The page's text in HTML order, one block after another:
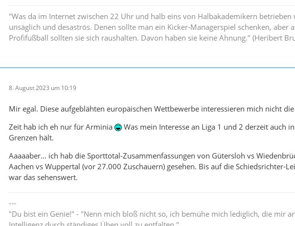
"Was da im Internet zwischen 22 Uhr und halb eins von Halbakademikern betrieben
unsäglich und desaströs. Denen sollte man ein Kicker-Managerspiel schenken, aber
Profifußball sollten sie sich raushalten. Davon haben sie keine Ahnung." (Heribert
8. August 2023 um 10:19
Mir egal. Diese aufgeblähten europäischen Wettbewerbe interessieren mich nicht
Zeit hab ich eh nur für Arminia
Was mein Interesse an Liga 1 und 2 derzeit auch
Grenzen hält.
Aaaaaber… ich hab die Sporttotal-Zusammenfassungen von Gütersloh vs
Aachen vs Wuppertal (vor 27.000 Zuschauern) gesehen. Bis auf die Schiedsrichter-
war das sehenswert.
---
"Du bist ein Genie!" - "Nenn mich bloß nicht so, ich bemühe mich lediglich, die mir